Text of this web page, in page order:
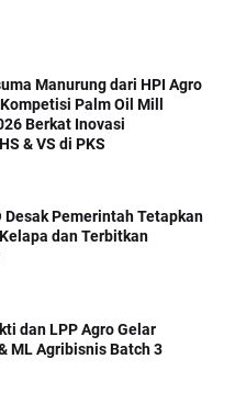
Manurung dari HPI Agro
Palm Oil Mill
Berkat Inovasi
& VS di PKS
Desak Pemerintah Tetapkan
dan Terbitkan
dan LPP Agro Gelar
ML Agribisnis Batch 3